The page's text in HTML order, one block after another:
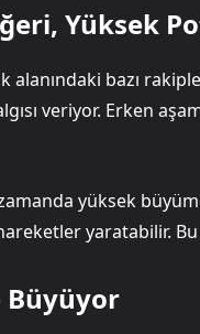
Yüksek
alanındaki bazı
veriyor. Erken
yüksek
yaratabilir. Bu
Büyüyor